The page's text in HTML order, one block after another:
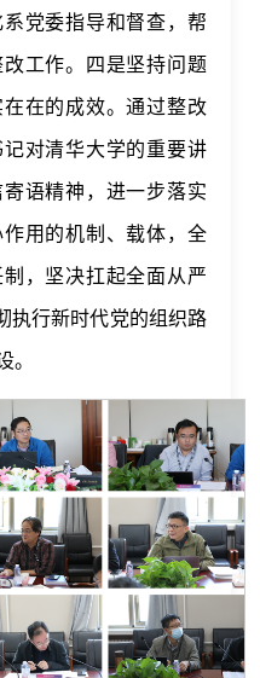
党委指导和督查，帮
工作。四是坚持问题
在的成效。通过整改
对清华大学的重要讲
语精神，进一步落实
用的机制、载体，全
，坚决扛起全面从严
执行新时代党的组织路
。